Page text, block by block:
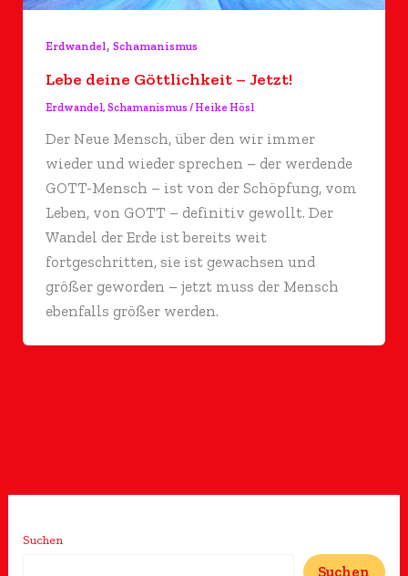
Erdwandel, Schamanismus
Lebe deine Göttlichkeit – Jetzt!
Erdwandel, Schamanismus / Heike Hösl
Der Neue Mensch, über den wir immer
wieder und wieder sprechen – der werdende
GOTT-Mensch – ist von der Schöpfung, vom
Leben, von GOTT – definitiv gewollt. Der
Wandel der Erde ist bereits weit
fortgeschritten, sie ist gewachsen und
größer geworden – jetzt muss der Mensch
ebenfalls größer werden.
Suchen
Suchen